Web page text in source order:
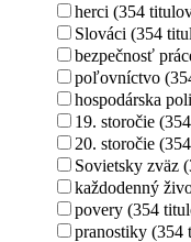
herci (354
Slováci (354
bezpečnosť
poľovníctvo
hospodárska
19. storočie
20. storočie
Sovietsky zväz
každodenný
povery (354
pranostiky (354